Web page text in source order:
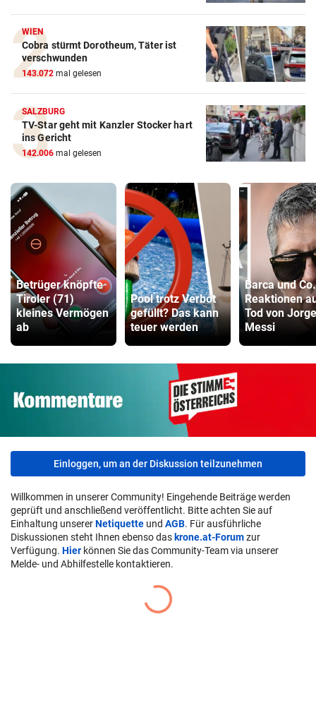
WIEN
Cobra stürmt Dorotheum, Täter ist
verschwunden
143.072 mal gelesen
SALZBURG
TV-Star geht mit Kanzler Stocker hart
ins Gericht
142.006 mal gelesen
Betrüger knöpfte
Tiroler (71)
kleines Vermögen
ab
Pool trotz Verbot
gefüllt? Das kann
teuer werden
Barca und
Reaktionen
Tod von Jorge
Messi
Einloggen, um an der Diskussion teilzunehmen
Willkommen in unserer Community! Eingehende Beiträge werden
geprüft und anschließend veröffentlicht. Bitte achten Sie auf
Einhaltung unsererNetiquette und AGB. Für ausführliche
Diskussionen steht Ihnen ebenso das krone.at-Forumzur
Verfügung. Hier können Sie das Community-Team via unserer
Melde- und Abhilfestelle kontaktieren.